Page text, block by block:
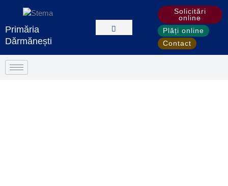
Primăria
Dărmănești
Solicitări
online
Plăți online
Contact